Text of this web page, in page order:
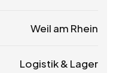
Weil am Rhein
Logistik & Lager